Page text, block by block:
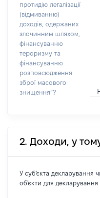
протидію легалізації
(відмиванню)
доходів, одержаних
злочинним шляхом,
фінансуванню
тероризму та
фінансуванню
розповсюдження
зброї масового
знищення”?
2. Доходи, у
У суб'єкта декларування
об'єкти для декларування